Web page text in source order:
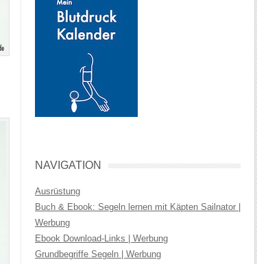
NAVIGATION
Ausrüstung
Buch & Ebook: Segeln lernen mit Käpten Sailnator |
Werbung
Ebook Download-Links | Werbung
Grundbegriffe Segeln | Werbung